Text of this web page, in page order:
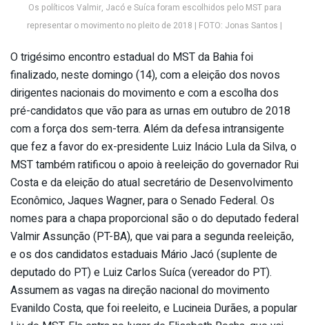
Os políticos Valmir, Jacó e Suíca foram escolhidos pelo MST para
representar o movimento no pleito de 2018 | FOTO: Jonas Santos |
O trigésimo encontro estadual do MST da Bahia foi
finalizado, neste domingo (14), com a eleição dos novos
dirigentes nacionais do movimento e com a escolha dos
pré-candidatos que vão para as urnas em outubro de 2018
com a força dos sem-terra. Além da defesa intransigente
que fez a favor do ex-presidente Luiz Inácio Lula da Silva, o
MST também ratificou o apoio à reeleição do governador Rui
Costa e da eleição do atual secretário de Desenvolvimento
Econômico, Jaques Wagner, para o Senado Federal. Os
nomes para a chapa proporcional são o do deputado federal
Valmir Assunção (PT-BA), que vai para a segunda reeleição,
e os dos candidatos estaduais Mário Jacó (suplente de
deputado do PT) e Luiz Carlos Suíca (vereador do PT).
Assumem as vagas na direção nacional do movimento
Evanildo Costa, que foi reeleito, e Lucineia Durães, a popular